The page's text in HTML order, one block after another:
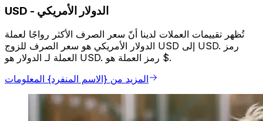
USD - الدولار الأمريكي
تُظهر تقييمات العملات لدينا أنّ سعر الصرف الأكثر رواجًا لعملة
الدولار الأمريكي هو سعر الصرف للزوج USD إلى USD. رمز
العملة لـ الدولار هو USD. رمز العملة هو $.
المزيد من {الاسم المنفرد} المعلومات